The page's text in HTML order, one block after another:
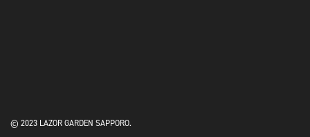
© 2023 LAZOR GARDEN SAPPORO.